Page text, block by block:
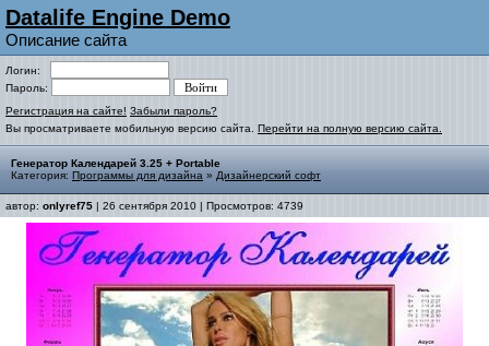
Datalife Engine Demo
Описание сайта
Логин:
Пароль:
Регистрация на сайте! Забыли пароль?
Вы просматриваете мобильную версию сайта. Перейти на полную версию сайта.
Генератор Календарей 3.25 + Portable
Категория: Программы для дизайна » Дизайнерский софт
автор: onlyref75 | 26 сентября 2010 | Просмотров: 4739